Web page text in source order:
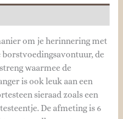
om je herinnering met
borstvoedingsavontuur, de
waarmee de
is ook leuk aan een
sieraad zoals een
De afmeting is 6